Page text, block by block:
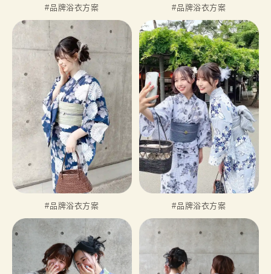
#品牌浴衣方案 #品牌浴衣方案
#品牌浴衣方案 #品牌浴衣方案